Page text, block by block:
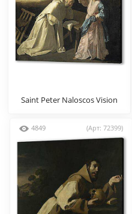
Saint Peter Naloscos Vision
4849 (Арт: 72399)